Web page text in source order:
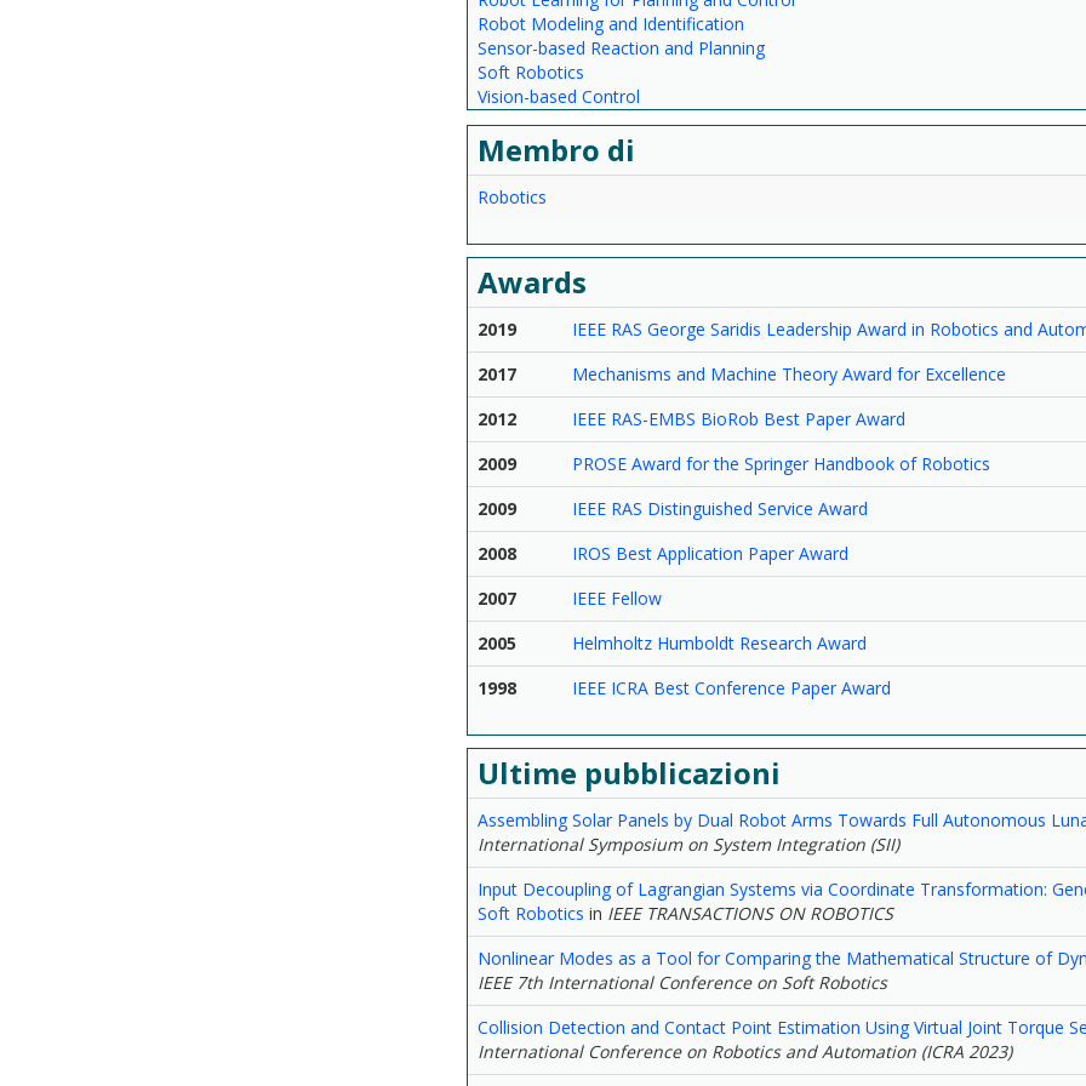
Robot Modeling and Identification
Sensor-based Reaction and Planning
Soft Robotics
Vision-based Control
Membro di
Robotics
Awards
2019
IEEE RAS George Saridis Leadership Award in Robotics and
2017
Mechanisms and Machine Theory Award for Excellence
2012
IEEE RAS-EMBS BioRob Best Paper Award
2009
PROSE Award for the Springer Handbook of Robotics
2009
IEEE RAS Distinguished Service Award
2008
IROS Best Application Paper Award
2007
IEEE Fellow
2005
Helmholtz Humboldt Research Award
1998
IEEE ICRA Best Conference Paper Award
Ultime pubblicazioni
Assembling Solar Panels by Dual Robot Arms Towards Full Autonomous
International Symposium on System Integration (SII)
Input Decoupling of Lagrangian Systems via Coordinate Transformation:
Soft Robotics in IEEE TRANSACTIONS ON ROBOTICS
Nonlinear Modes as a Tool for Comparing the Mathematical Structure of
IEEE 7th International Conference on Soft Robotics
Collision Detection and Contact Point Estimation Using Virtual Joint Torque
International Conference on Robotics and Automation (ICRA 2023)